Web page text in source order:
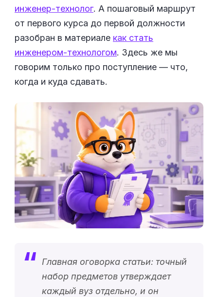
инженер-технолог. А пошаговый маршрут
от первого курса до первой должности
разобран в материале как стать
инженером-технологом. Здесь же мы
говорим только про поступление — что,
когда и куда сдавать.
Главная оговорка статьи: точный
набор предметов утверждает
каждый вуз отдельно, и он